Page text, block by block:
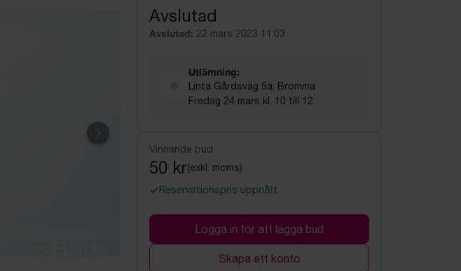
Nästa
Avslutad
Avslutad: 22 mars 2023 11:03
Utlämning:
Linta Gårdsväg 5a, Bromma
Fredag 24 mars kl. 10 till 12
Vinnande bud
50 kr(exkl. moms)
Reservationspris uppnått
Logga in för att lägga bud
Skapa ett konto